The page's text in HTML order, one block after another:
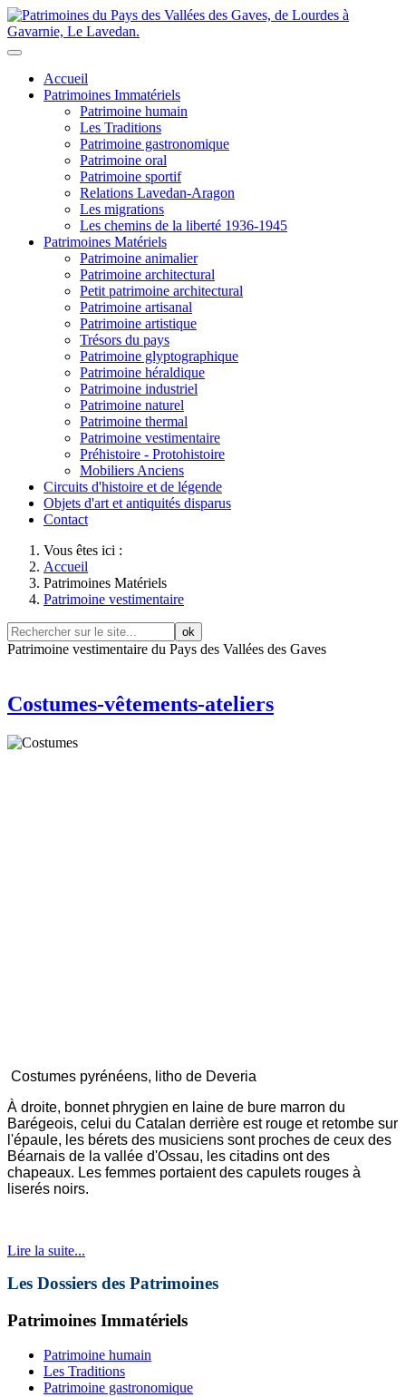
Accueil
Patrimoines Immatériels
Patrimoine humain
Les Traditions
Patrimoine gastronomique
Patrimoine oral
Patrimoine sportif
Relations Lavedan-Aragon
Les migrations
Les chemins de la liberté 1936-1945
Patrimoines Matériels
Patrimoine animalier
Patrimoine architectural
Petit patrimoine architectural
Patrimoine artisanal
Patrimoine artistique
Trésors du pays
Patrimoine glyptographique
Patrimoine héraldique
Patrimoine industriel
Patrimoine naturel
Patrimoine thermal
Patrimoine vestimentaire
Préhistoire - Protohistoire
Mobiliers Anciens
Circuits d'histoire et de légende
Objets d'art et antiquités disparus
Contact
Vous êtes ici :
Accueil
Patrimoines Matériels
Patrimoine vestimentaire
ok
Patrimoine vestimentaire du Pays des Vallées des Gaves
Costumes-vêtements-ateliers
Costumes pyrénéens, litho de Deveria
À droite, bonnet phrygien en laine de bure marron du
Barégeois, celui du Catalan derrière est rouge et retombe sur
l'épaule, les bérets des musiciens sont proches de ceux des
Béarnais de la vallée d'Ossau, les citadins ont des
chapeaux. Les femmes portaient des capulets rouges à
liserés noirs.
Lire la suite...
Les Dossiers des Patrimoines
Patrimoines Immatériels
Patrimoine humain
Les Traditions
Patrimoine gastronomique